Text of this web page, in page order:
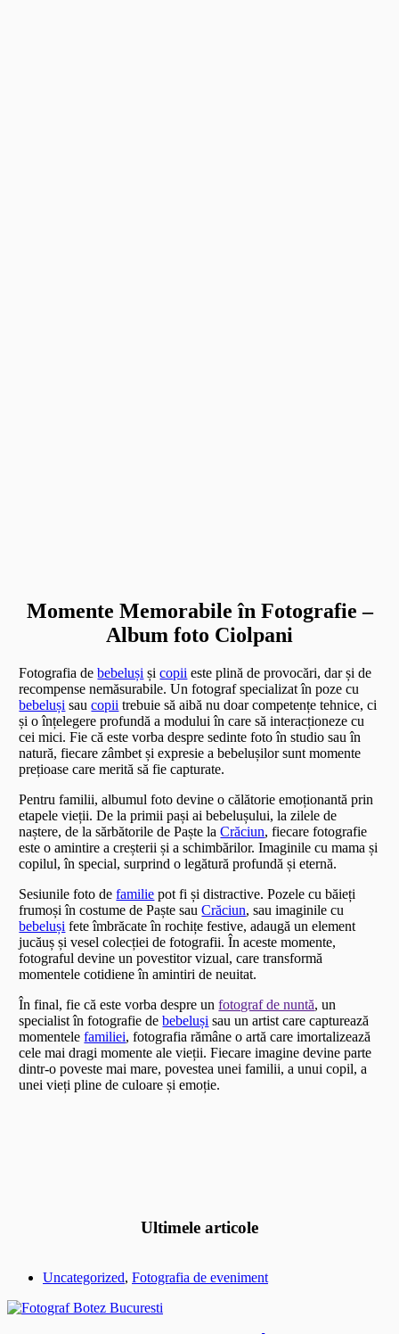
Momente Memorabile în Fotografie –
Album foto Ciolpani
Fotografia debebeluși șicopii este plină de provocări, dar și de
recompense nemăsurabile. Un fotograf specializat în poze cu
bebeluși saucopii trebuie să aibă nu doar competențe tehnice, ci
și o înțelegere profundă a modului în care să interacționeze cu
cei mici. Fie că este vorba despre sedinte foto în studio sau în
natură, fiecare zâmbet și expresie a bebelușilor sunt momente
prețioase care merită să fie capturate.
Pentru familii, albumul foto devine o călătorie emoționantă prin
etapele vieții. De la primii pași ai bebelușului, la zilele de
naștere, de la sărbătorile de Paște laCrăciun, fiecare fotografie
este o amintire a creșterii și a schimbărilor. Imaginile cu mama și
copilul, în special, surprind o legătură profundă și eternă.
Sesiunile foto defamilie pot fi și distractive. Pozele cu băieți
frumoși în costume de Paște sauCrăciun, sau imaginile cu
bebeluși fete îmbrăcate în rochițe festive, adaugă un element
jucăuș și vesel colecției de fotografii. În aceste momente,
fotograful devine un povestitor vizual, care transformă
momentele cotidiene în amintiri de neuitat.
În final, fie că este vorba despre unfotograf de nuntă, un
specialist în fotografie debebeluși sau un artist care capturează
momentelefamiliei, fotografia rămâne o artă care imortalizează
cele mai dragi momente ale vieții. Fiecare imagine devine parte
dintr-o poveste mai mare, povestea unei familii, a unui copil, a
unei vieți pline de culoare și emoție.
Ultimele articole
Uncategorized, Fotografia de eveniment